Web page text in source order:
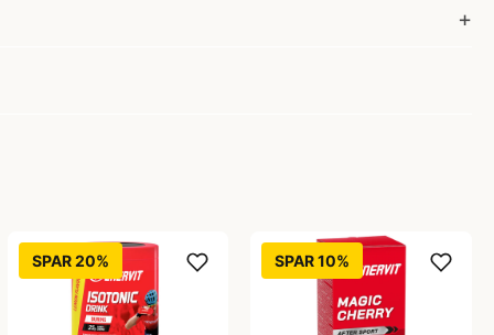
SPAR 20% SPAR 10%